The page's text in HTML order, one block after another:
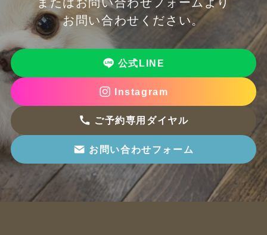
お問い合わせください。
公式LINE
Instagram
ご予約専用ダイヤル
お問い合わせフォーム